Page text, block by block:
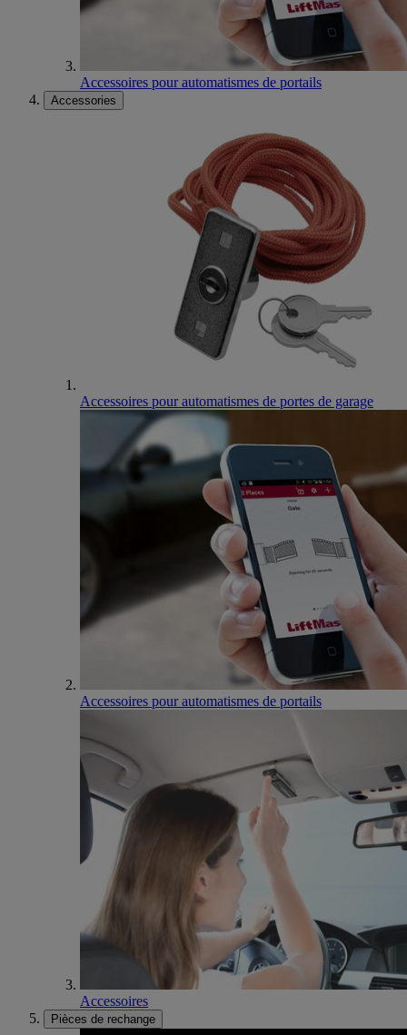
Accessoires pour automatismes de portails
Accessories
Accessoires pour automatismes de portes de garage
Accessoires pour automatismes de portails
Accessoires
Pièces de rechange